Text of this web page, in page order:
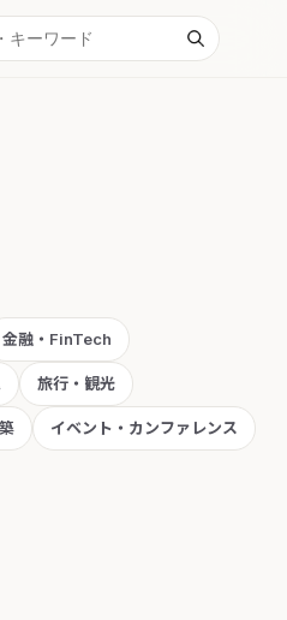
金融・FinTech
旅行・観光
イベント・カンファレンス